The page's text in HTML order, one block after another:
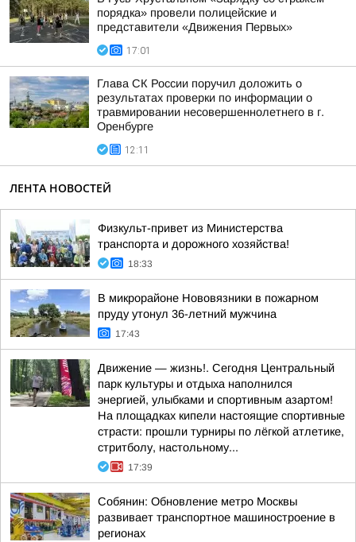
порядка» провели полицейские и
представители «Движения Первых»
17:01
Глава СК России поручил доложить о
результатах проверки по информации о
травмировании несовершеннолетнего в г.
Оренбурге
12:11
ЛЕНТА НОВОСТЕЙ
Физкульт-привет из Министерства
транспорта и дорожного хозяйства!
18:33
В микрорайоне Нововязники в пожарном
пруду утонул 36-летний мужчина
17:43
Движение — жизнь!. Сегодня Центральный
парк культуры и отдыха наполнился
энергией, улыбками и спортивным азартом!
На площадках кипели настоящие спортивные
страсти: прошли турниры по лёгкой атлетике,
стритболу, настольному...
17:39
Собянин: Обновление метро Москвы
развивает транспортное машиностроение в
регионах